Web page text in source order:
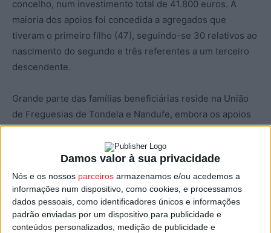
Damos valor à sua privacidade
Nós e os nossos parceiros armazenamos e/ou acedemos a
informações num dispositivo, como cookies, e processamos
dados pessoais, como identificadores únicos e informações
padrão enviadas por um dispositivo para publicidade e
conteúdos personalizados, medição de publicidade e
concelho, num investimento total de 41.800 euros. A
maioria dos apoios foi concedida a agregados que
tiveram o primeiro filho (47), seguindo-se 30 relativos ao
nascimento do segundo e três referentes a um terceiro
descendente.
Grande parte das famílias beneficiárias reside na União
de Freguesias de Tondela e Nandufe, embora os apoios
tenham abrangido todas as freguesias do concelho.
Criado em 2019, o programa municipal já permitiu a
atribuição de 471 subsídios, num valor superior a 200 mil
euros.
Os incentivos variam entre os 500 euros para o primeiro
filho, 550 para o segundo e até 600 euros para o terceiro,